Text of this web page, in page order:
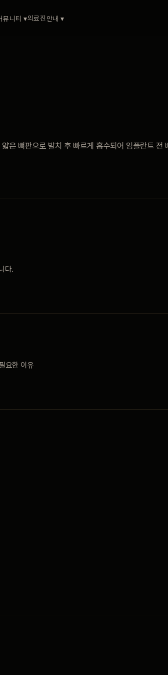
뮤니티 ▾의료진 안내 ▾
은 뼈판으로 발치 후 빠르게 흡수되어 임플란트 전
다.
요한 이유